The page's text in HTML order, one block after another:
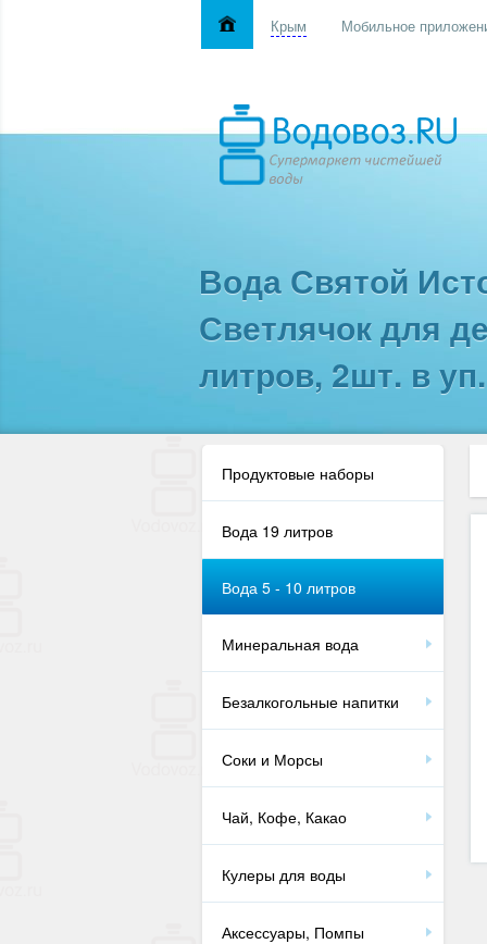
Крым Мобильное
Вода Святой
Светлячок для
литров, 2шт. в уп.
Продуктовые наборы
Вода 19 литров
Вода 5 - 10 литров
Минеральная вода
Безалкогольные напитки
Соки и Морсы
Чай, Кофе, Какао
Кулеры для воды
Аксессуары, Помпы